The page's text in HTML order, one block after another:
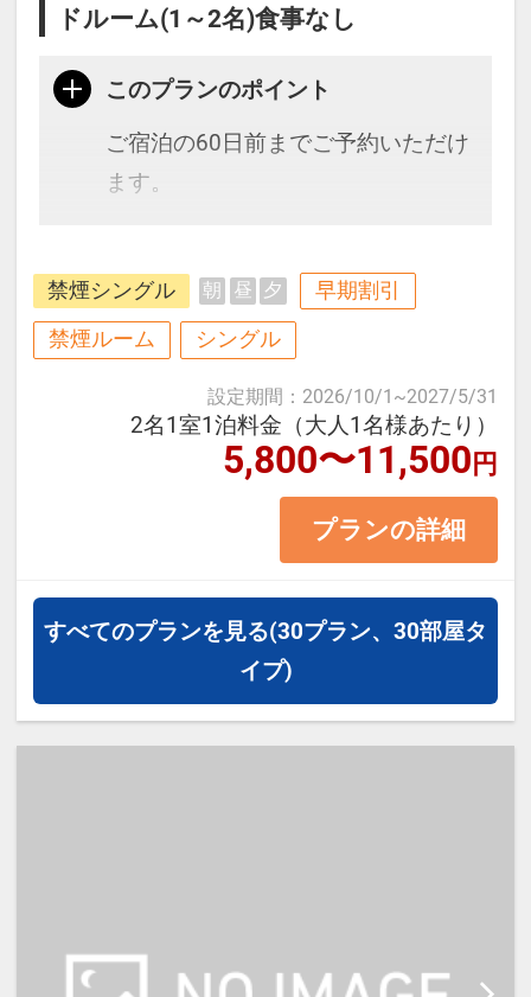
ドルーム(1～2名)食事なし
このプランのポイント
ご宿泊の60日前までご予約いただけ
ます。
無料！（大型車は有料・要予約）
チェックイン12：00～、チェックア
≪お部屋タイプ≫1ベッドルーム
21平米 バス・トイレ付
※1ベッドです。2名様で1室をご予
ご利用いただきます。
【宿泊施設における「こども・添い
寝」について】
※2名様で利用の場合は添い寝不可
禁煙シングル 朝 昼 夕 早期割引
禁煙ルーム シングル
設定期間 ： 2026/10/1 ~2027/5/31
2名1室1泊料金（大人1名様あたり）
5,800〜11,500円
プランの詳細
すべてのプランを見る(30プラン、30部屋タ
イプ)